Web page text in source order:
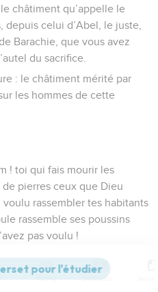
châtiment qu’appelle le
celui d’Abel, le juste,
Barachie, que vous avez
du sacrifice.
: le châtiment mérité par
les hommes de cette
! toi qui fais mourir les
pierres ceux que Dieu
voulu rassembler tes habitants
rassemble ses poussins
pas voulu !
être abandonnée et restera
Commentaires Strong